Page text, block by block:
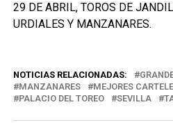
29 DE ABRIL, TOROS DE
URDIALES Y MANZANARES.
NOTICIAS RELACIONADAS:
MANZANARES
MEJORES
PALACIO DEL TOREO
SEVILLA